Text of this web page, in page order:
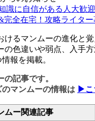
識に自信がある人大歓
完全在宅！攻略ライター
けるマンムーの進化と
の色違いや弱点、入手
報を掲載。
記事です。
マンムーの情報は ▶こ
ムー関連記事